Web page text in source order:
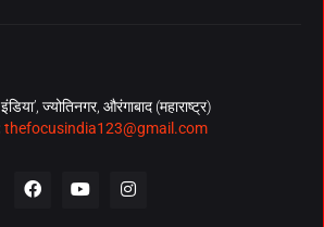
ज्योतिनगर, औरंगाबाद (महाराष्ट्र)
thefocusindia123@gmail.com